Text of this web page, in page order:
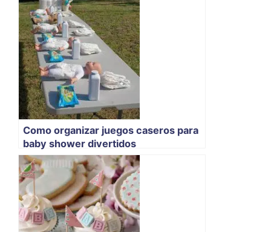
Como organizar juegos caseros para
baby shower divertidos